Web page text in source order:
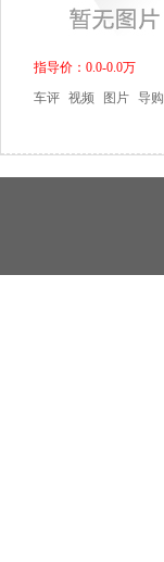
指导价：0.0-0.0万
车评 视频 图片 导购